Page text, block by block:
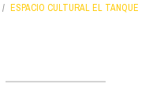
ESPACIO CULTURAL EL TANQUE